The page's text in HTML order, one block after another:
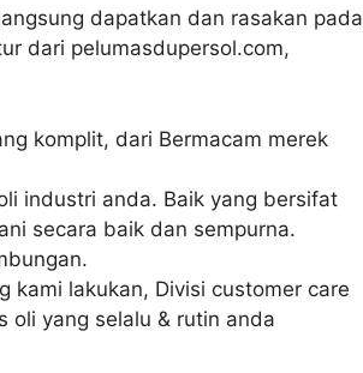
dapatkan dan rasakan pada
dari pelumasdupersol.com,
komplit, dari Bermacam merek
industri anda. Baik yang bersifat
secara baik dan sempurna.
kami lakukan, Divisi customer care
oli yang selalu & rutin anda